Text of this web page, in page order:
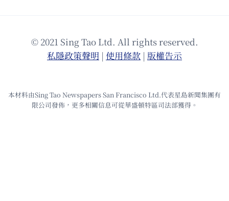
© 2021 Sing Tao Ltd. All rights reserved.
私隱政策聲明 | 使⽤條款 | 版權告⽰
本材料由Sing Tao Newspapers San Francisco Ltd.代表星島新聞集團有
限公司發佈，更多相關信息可從華盛頓特區司法部獲得。